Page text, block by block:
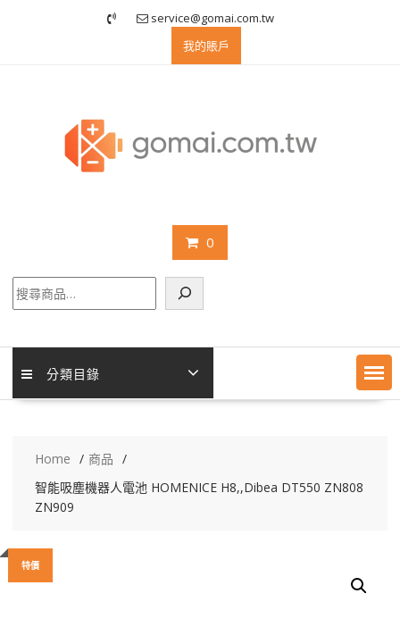
service@gomai.com.tw
我的賬戶
0
尋
分類目錄
Home
商品
智能吸塵機器人電池 HOMENICE H8,,Dibea DT550 ZN808
ZN909
特價